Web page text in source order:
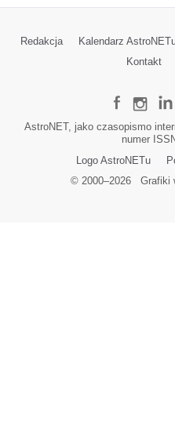
Redakcja Kalendarz
Kontakt
AstroNET, jako czasopismo
numer
Logo AstroNETu
© 2000–2026Grafiki